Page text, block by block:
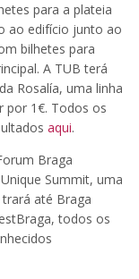
para a plateia
ao edifício junto ao
bilhetes para
A TUB terá
Rosalía, uma linha
por 1€. Todos os
aqui.
Braga
Summit, uma
até Braga
todos os